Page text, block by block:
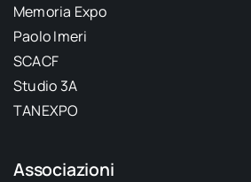
Memoria Expo
Paolo Imeri
SCACF
Studio 3A
TANEXPO
Associazioni